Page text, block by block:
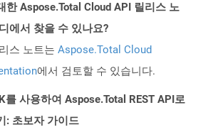
한 Aspose.Total Cloud API 릴리스 노
에서 찾을 수 있나요?
스 노트는 Aspose.Total Cloud
에서 검토할 수 있습니다.
를 사용하여 Aspose.Total REST API로
: 초보자 가이드